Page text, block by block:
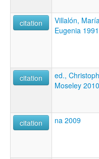
citation
Villalón, María
Eugenia 1991
citation
ed.,
Moseley 2010
citation
na 2009